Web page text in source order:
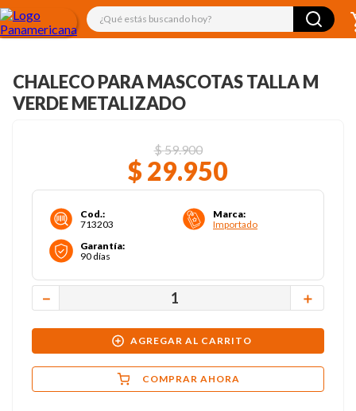
¿Qué estás buscando hoy?
CHALECO PARA MASCOTAS TALLA M
VERDE METALIZADO
$59.900
$ 29.950
Cod.:
713203
Marca:
Importado
Garantía:
90 días
＋
－
AGREGAR AL CARRITO
COMPRAR AHORA